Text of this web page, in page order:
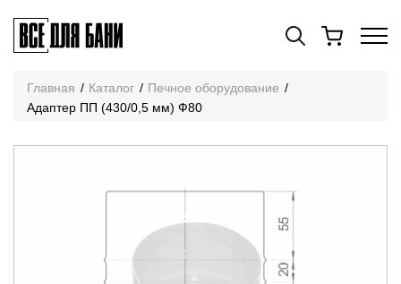
Главная Каталог
Печное оборудование
Адаптер ПП (430/0,5 мм) Ф80